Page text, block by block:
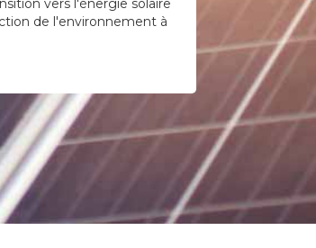
vers l'énergie solaire
de l'environnement à